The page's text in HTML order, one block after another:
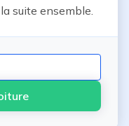
suite ensemble.